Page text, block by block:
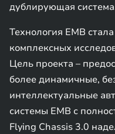
дублирующая
Технология EMB
комплексных
Цель проекта –
более динамичные,
интеллектуальные
системы EMB с
Flying Chassis 3.0